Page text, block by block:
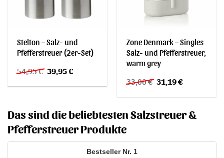
Stelton – Salz- und
Pfefferstreuer (2er-Set)
54,95€ Ursprünglicher
Preis
war:
39,95€Aktueller
ist:
Zone Denmark – Singles
Salz- und Pfefferstreuer,
warm grey
33,00€ Ursprünglicher
Preis
war:
31,19€Aktueller
ist:
Das sind die beliebtesten Salzstreuer &
Pfefferstreuer Produkte
1